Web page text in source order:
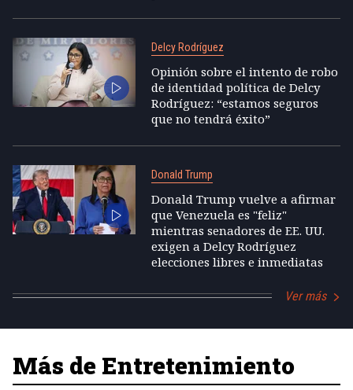
Delcy Rodríguez
Opinión sobre el intento de robo
de identidad política de Delcy
Rodríguez: “estamos seguros
que no tendrá éxito”
Donald Trump
Donald Trump vuelve a afirmar
que Venezuela es "feliz"
mientras senadores de EE. UU.
exigen a Delcy Rodríguez
elecciones libres e inmediatas
Ver más
Más de Entretenimiento